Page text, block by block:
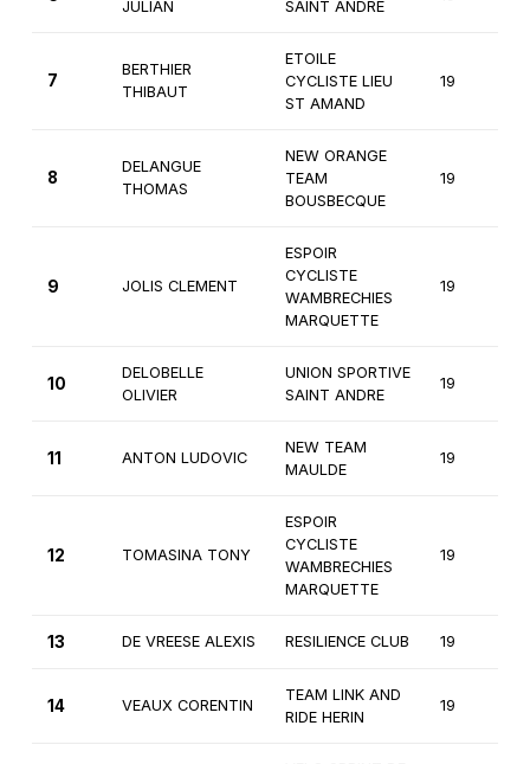
JULIAN
SAINT ANDRE
7
BERTHIER
THIBAUT
ETOILE
CYCLISTE LIEU
ST AMAND
19
8
DELANGUE
THOMAS
NEW ORANGE
TEAM
BOUSBECQUE
19
9 JOLIS CLEMENT
ESPOIR
CYCLISTE
WAMBRECHIES
MARQUETTE
19
10
DELOBELLE
OLIVIER
UNION SPORTIVE
SAINT ANDRE
19
11 ANTON LUDOVIC
NEW TEAM
MAULDE
19
12 TOMASINA TONY
ESPOIR
CYCLISTE
WAMBRECHIES
MARQUETTE
19
13 DE VREESE ALEXIS RESILIENCE CLUB 19
14 VEAUX CORENTIN
TEAM LINK AND
RIDE HERIN
19